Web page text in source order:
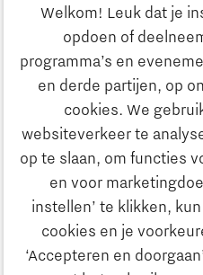
Welkom! Leuk dat je
opdoen of
programma’s en
en derde partijen, op
cookies. We
websiteverkeer te
op te slaan, om functies
en voor
instellen’ te klikken,
cookies en je
‘Accepteren en
Ontdek
Innovatie
Ondernemen
Onderwijs
Nieuws en Media
Evenementen
Ontdek Brainport
Innovatie
Ondernemen